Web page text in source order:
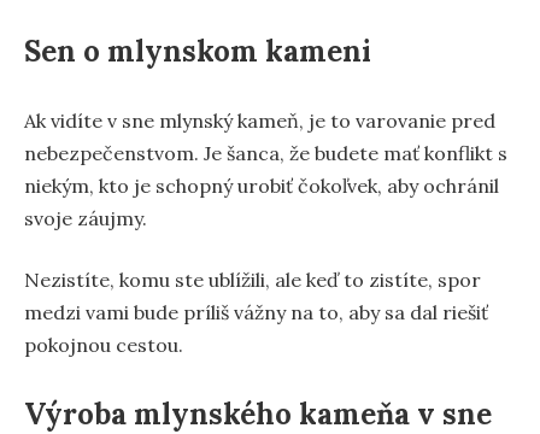
Sen o mlynskom kameni
Ak vidíte v sne mlynský kameň, je to varovanie pred
nebezpečenstvom. Je šanca, že budete mať konflikt s
niekým, kto je schopný urobiť čokoľvek, aby ochránil
svoje záujmy.
Nezistíte, komu ste ublížili, ale keď to zistíte, spor
medzi vami bude príliš vážny na to, aby sa dal riešiť
pokojnou cestou.
Výroba mlynského kameňa v sne